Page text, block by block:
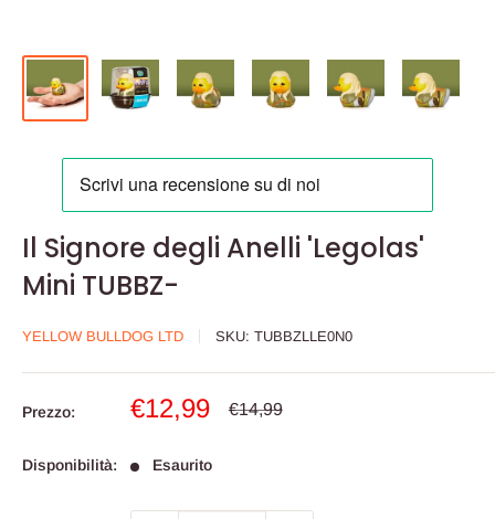
Il Signore degli Anelli 'Legolas'
Mini TUBBZ-
YELLOW BULLDOG LTD SKU: TUBBZLLE0N0
Prezzo:
Prezzo
€12,99 Prezzo
€14,99
Disponibilità: Esaurito